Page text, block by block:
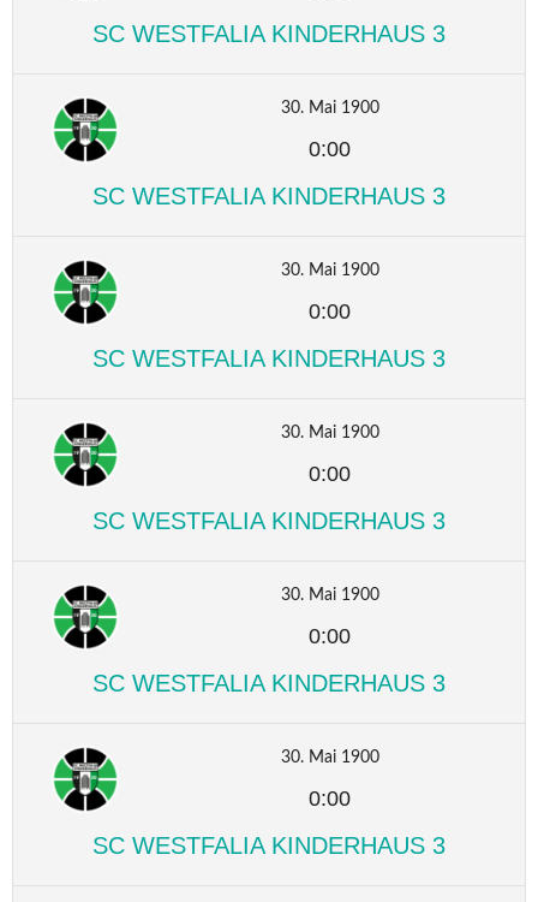
SC WESTFALIA KINDERHAUS 3
30. Mai 1900
0:00
SC WESTFALIA KINDERHAUS 3
30. Mai 1900
0:00
SC WESTFALIA KINDERHAUS 3
30. Mai 1900
0:00
SC WESTFALIA KINDERHAUS 3
30. Mai 1900
0:00
SC WESTFALIA KINDERHAUS 3
30. Mai 1900
0:00
SC WESTFALIA KINDERHAUS 3